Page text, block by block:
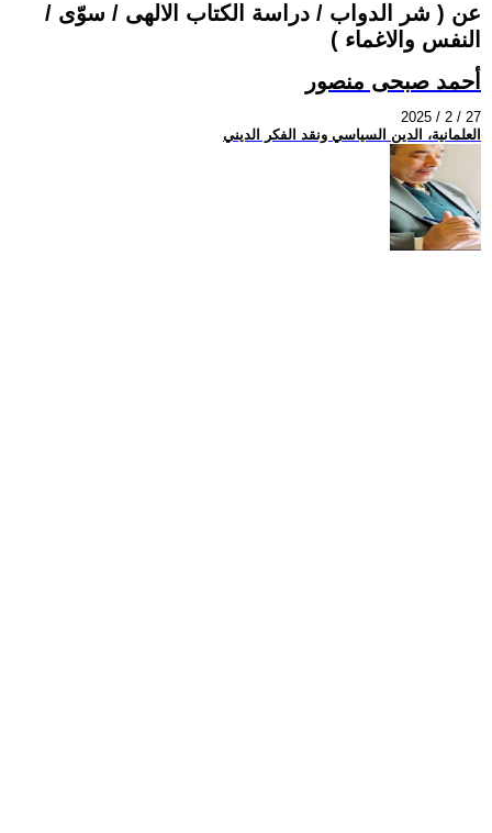
عن ( شر الدواب / دراسة الكتاب الالهى / سوّى /
النفس والاغماء )
أحمد صبحى منصور
2025 / 2 / 27
العلمانية، الدين السياسي ونقد الفكر الديني